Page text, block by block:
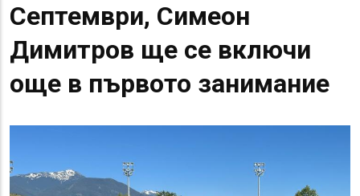
Септември, Симеон
Димитров ще се включи
още в първото занимание